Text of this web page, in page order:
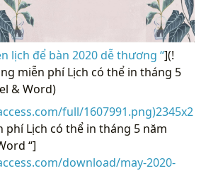
lịch để bàn 2020 dễ thương “](!
miễn phí Lịch có thể in tháng 5
& Word)
full/1607991.png)2345x2
phí Lịch có thể in tháng 5 năm
“]
download/may-2020-